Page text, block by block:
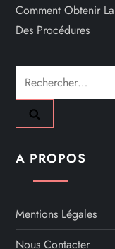
Comment Obtenir
Des Procédures
Rechercher :
A PROPOS
Mentions Légales
Nous Contacter